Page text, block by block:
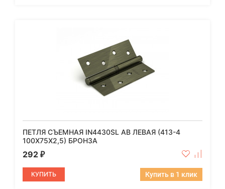
ПЕТЛЯ СЪЕМНАЯ IN4430SL AB ЛЕВАЯ (413-4
100X75X2,5) БРОНЗА
292 ₽
КУПИТЬ Купить в 1 клик